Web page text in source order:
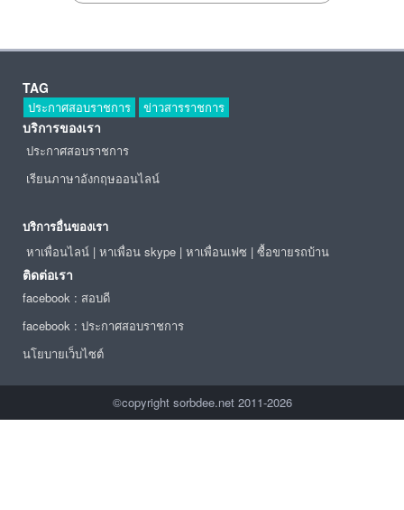
TAG
ประกาศสอบราชการ ข่าวสารราชการ
บริการของเรา
ประกาศสอบราชการ
เรียนภาษาอังกฤษออนไลน์
บริการอื่นของเรา
หาเพื่อนไลน์ | หาเพื่อน skype | หาเพื่อนเฟซ | ซื้อขายรถบ้าน
ติดต่อเรา
facebook : สอบดี
facebook : ประกาศสอบราชการ
นโยบายเว็บไซต์
©copyright sorbdee.net 2011-2026